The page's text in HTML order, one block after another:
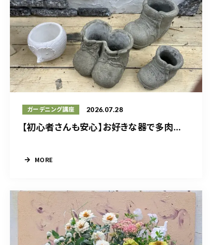
ガーデニング講座 2026.07.28
【初心者さんも安心】お好きな器で多肉...
MORE